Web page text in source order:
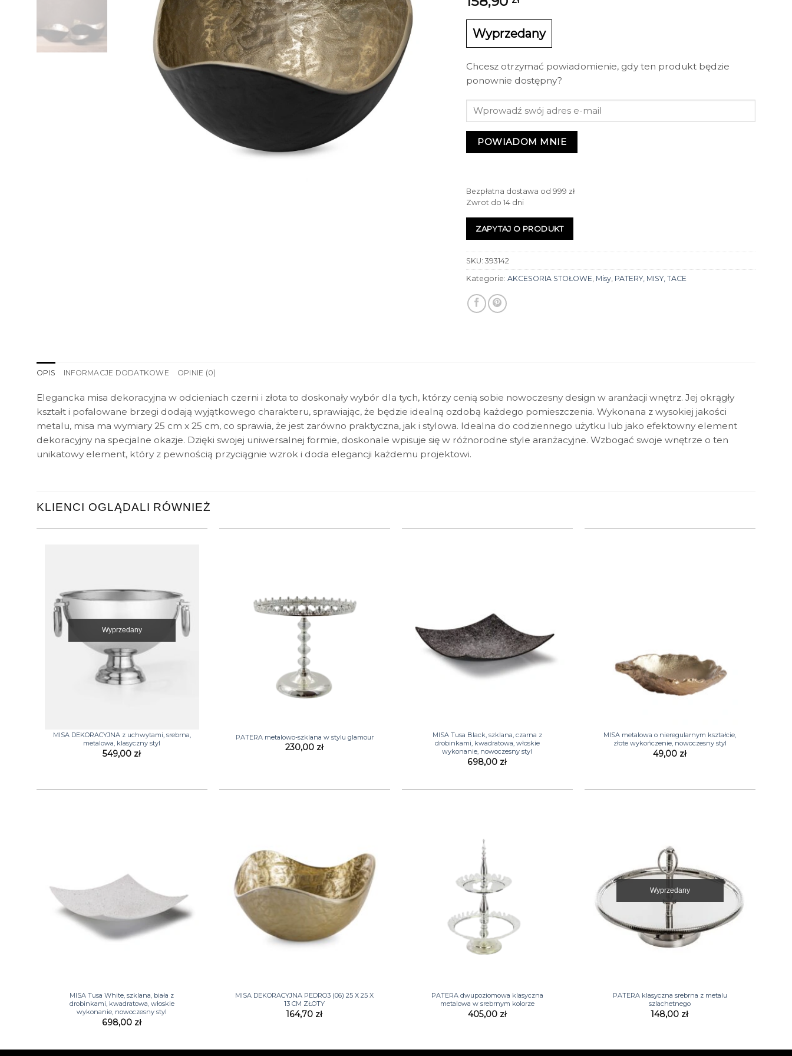
Wyprzedany
Chcesz otrzymać powiadomienie, gdy ten produkt będzie
ponownie dostępny?
POWIADOM MNIE
Bezpłatna dostawa od 999 zł
Zwrot do 14 dni
ZAPYTAJ O PRODUKT
SKU:393142
Kategorie:AKCESORIA STOŁOWE Misy PATERY, MISY, TACE
OPIS INFORMACJE DODATKOWE OPINIE (0)
Elegancka misa dekoracyjna w odcieniach czerni i złota to doskonały wybór dla tych, którzy cenią sobie nowoczesny design w aranżacji wnętrz. Jej okrągły
kształt i pofalowane brzegi dodają wyjątkowego charakteru, sprawiając, że będzie idealną ozdobą każdego pomieszczenia. Wykonana z wysokiej jakości
metalu, misa ma wymiary 25 cm x 25 cm, co sprawia, że jest zarówno praktyczna, jak i stylowa. Idealna do codziennego użytku lub jako efektowny element
dekoracyjny na specjalne okazje. Dzięki swojej uniwersalnej formie, doskonale wpisuje się w różnorodne style aranżacyjne. Wzbogać swoje wnętrze o ten
unikatowy element, który z pewnością przyciągnie wzrok i doda elegancji każdemu projektowi.
KLIENCI OGLĄDALI RÓWNIEŻ
Wyprzedany
MISA DEKORACYJNA z uchwytami, srebrna,
metalowa, klasyczny styl
549,00 zł
PATERA metalowo-szklana w stylu glamour
230,00 zł
MISA Tusa Black, szklana, czarna z
drobinkami, kwadratowa, włoskie
wykonanie, nowoczesny styl
698,00 zł
MISA metalowa o nieregularnym kształcie,
złote wykończenie, nowoczesny styl
49,00 zł
MISA Tusa White, szklana, biała z
drobinkami, kwadratowa, włoskie
wykonanie, nowoczesny styl
698,00 zł
MISA DEKORACYJNA PEDRO3 (06) 25 X 25 X
13 CM ZŁOTY
164,70 zł
PATERA dwupoziomowa klasyczna
metalowa w srebrnym kolorze
405,00 zł
Wyprzedany
PATERA klasyczna srebrna z metalu
szlachetnego
148,00 zł